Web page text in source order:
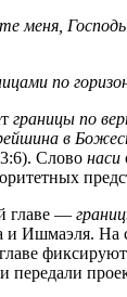
меня, Господь
по
границы по
в
Слово наси
главе —
Ишмаэля. На